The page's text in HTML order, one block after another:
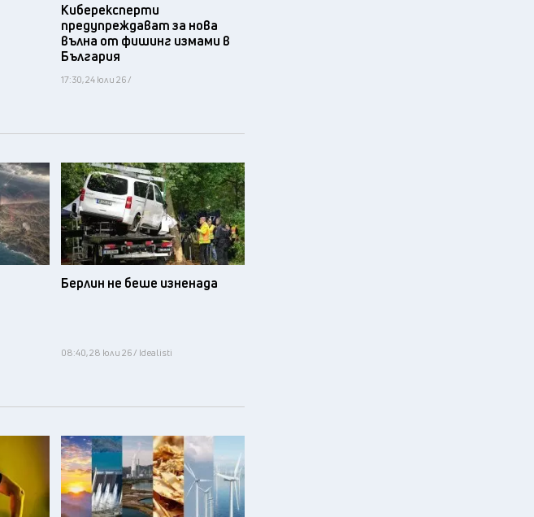
Киберексперти
предупреждават за нова
вълна от фишинг измами в
България
17:30, 24 юли 26 /
Берлин не беше изненада
08:40, 28 юли 26 / Idealisti